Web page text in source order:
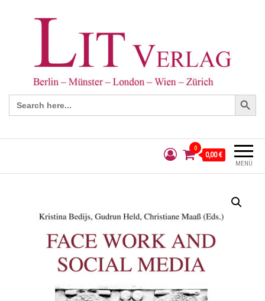
Search
for:
Search Button
MENÜ
0
0,00 €